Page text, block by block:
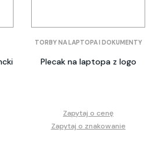
TORBY NA LAPTOPA I DOKUMENTY
Plecak na laptopa z logo
Zapytaj o cenę
Zapytaj o znakowanie